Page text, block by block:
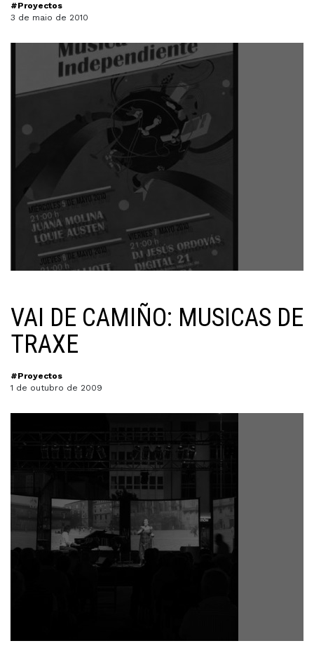
#Proyectos
3 de maio de 2010
VAI DE CAMIÑO: MUSICAS DE
TRAXE
#Proyectos
1 de outubro de 2009